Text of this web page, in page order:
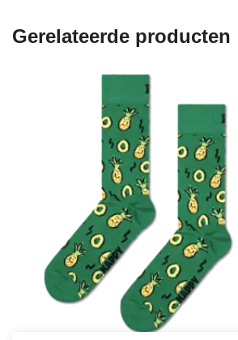
Gerelateerde producten